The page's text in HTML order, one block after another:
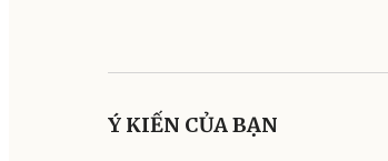
Ý KIẾN CỦA BẠN